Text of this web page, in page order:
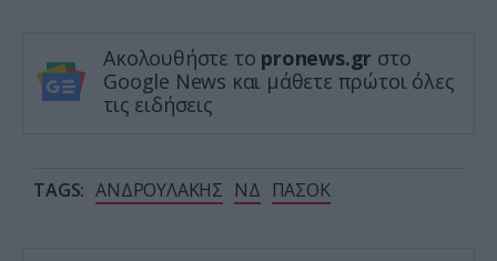
Ακολουθήστε το pronews.gr στο
Google News και μάθετε πρώτοι όλες
τις ειδήσεις
TAGS: ΑΝΔΡΟΥΛΑΚΗΣ ΝΔ ΠΑΣΟΚ